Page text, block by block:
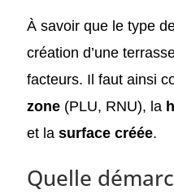
À savoir que le type
création d’une
facteurs. Il faut ainsi
zone (PLU, RNU), la
et lasurface créée.
Quelle